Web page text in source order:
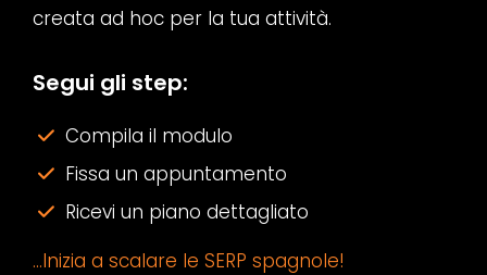
creata ad hoc per la tua attività.
Segui gli step:
Compila il modulo
Fissa un appuntamento
Ricevi un piano dettagliato
…Inizia a scalare le SERP spagnole!